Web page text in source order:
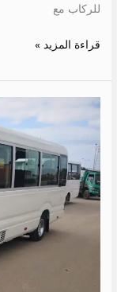
للركاب مع
قراءة المزيد »
تاجير
باص
الى
العين
السخنه